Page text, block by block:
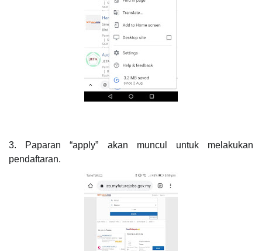
3. Paparan “apply” akan muncul untuk melakukan
pendaftaran.